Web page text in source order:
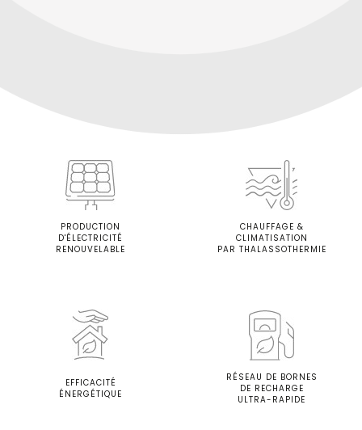
PRODUCTION
D'ÉLECTRICITÉ
RENOUVELABLE
CHAUFFAGE &
CLIMATISATION
PAR THALASSOTHERMIE
EFFICACITÉ
ÉNERGÉTIQUE
RÉSEAU DE BORNES
DE RECHARGE
ULTRA-RAPIDE